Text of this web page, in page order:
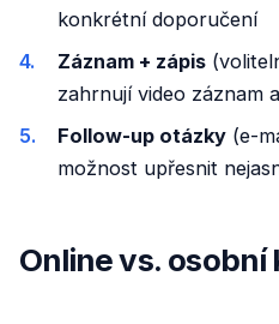
konkrétní doporučení
Záznam + zápis
zahrnují video záznam
Follow-up otázky (e-
možnost upřesnit
Online vs.